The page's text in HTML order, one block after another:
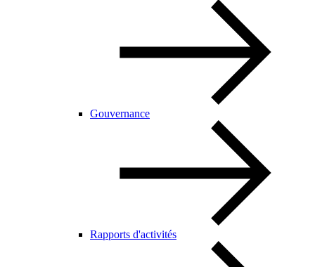
Gouvernance
Rapports d'activités